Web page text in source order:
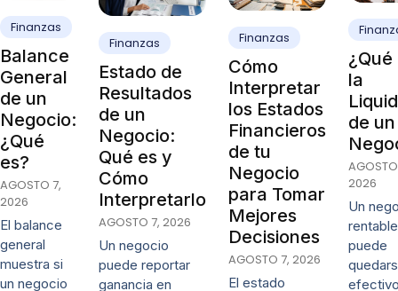
Finanzas
Balance
General
de un
Negocio:
¿Qué
es?
AGOSTO 7,
2026
El balance
general
muestra si
un negocio
Finanzas
Estado de
Resultados
de un
Negocio:
Qué es y
Cómo
Interpretarlo
AGOSTO 7, 2026
Un negocio
puede reportar
ganancia en
Finanzas
Cómo
Interpretar
los Estados
Financieros
de tu
Negocio
para Tomar
Mejores
Decisiones
AGOSTO 7, 2026
El estado
¿Qué
la
de un
2026
Un
rentable
puede